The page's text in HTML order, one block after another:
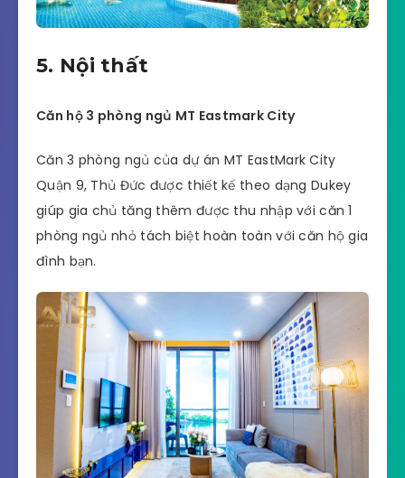
5. Nội thất
Căn hộ 3 phòng ngủ MT Eastmark City
Căn 3 phòng ngủ của dự án MT EastMark City
Quận 9, Thủ Đức được thiết kế theo dạng Dukey
giúp gia chủ tăng thêm được thu nhập với căn 1
phòng ngủ nhỏ tách biệt hoàn toàn với căn hộ gia
đình bạn.